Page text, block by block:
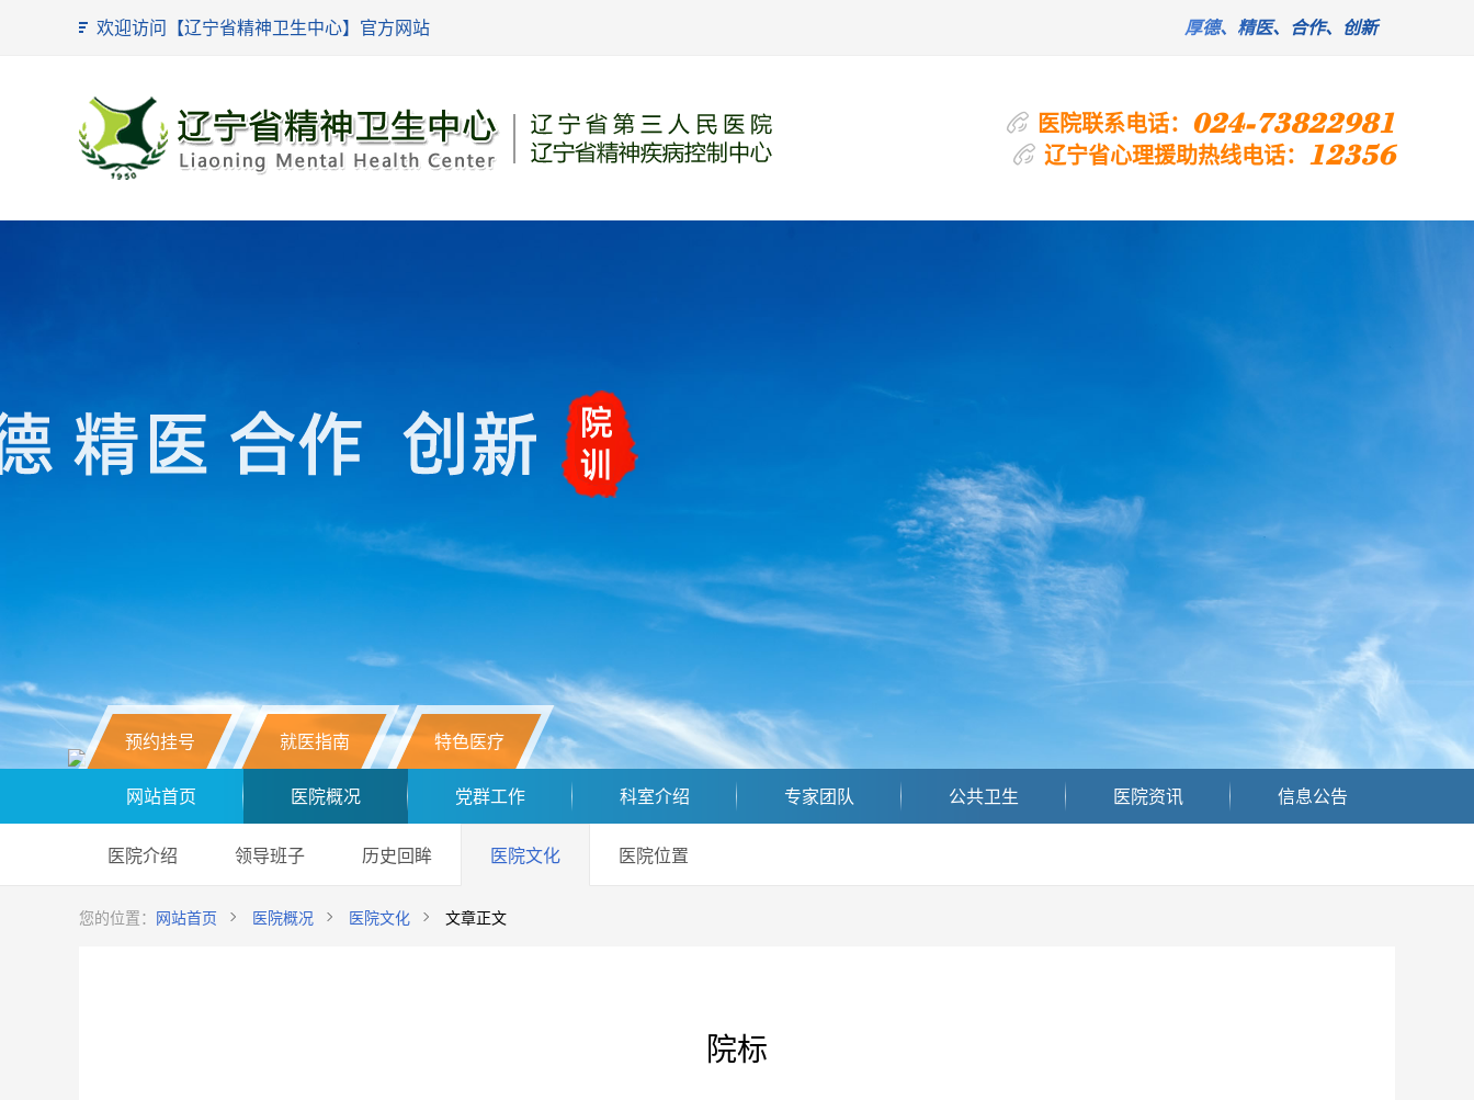
欢迎访问【辽宁省精神卫生中心】官方网站 厚德、精医、合作、创新
医院联系电话： 024-73822981
辽宁省心理援助热线电话： 12356
预约挂号 就医指南 特色医疗
网站首页 医院概况 党群工作 科室介绍 专家团队 公共卫生 医院资讯 信息公告
医院介绍 领导班子 历史回眸 医院文化 医院位置
您的位置： 网站首页 医院概况 医院文化 文章正文
院标